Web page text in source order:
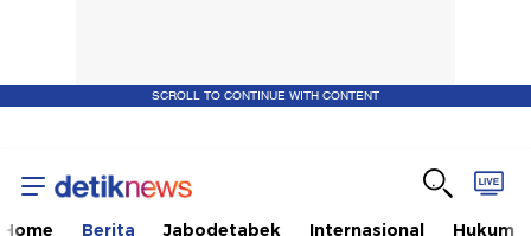
SCROLL TO CONTINUE WITH CONTENT
Home Berita Jabodetabek Internasional Hukum